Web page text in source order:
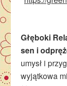
Głęboki
sen i
umysł i
wyjątkowa